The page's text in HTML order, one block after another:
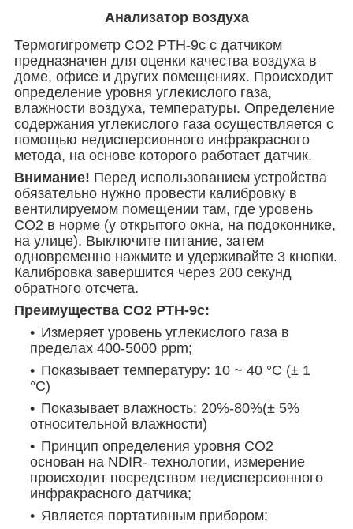
Анализатор воздуха
Термогигрометр CO2 PTH-9с с датчиком
предназначен для оценки качества воздуха в
доме, офисе и других помещениях. Происходит
определение уровня углекислого газа,
влажности воздуха, температуры. Определение
содержания углекислого газа осуществляется с
помощью недисперсионного инфракрасного
метода, на основе которого работает датчик.
Внимание! Перед использованием устройства
обязательно нужно провести калибровку в
вентилируемом помещении там, где уровень
СО2 в норме (у открытого окна, на подоконнике,
на улице). Выключите питание, затем
одновременно нажмите и удерживайте 3 кнопки.
Калибровка завершится через 200 секунд
обратного отсчета.
Преимущества CO2 PTH-9с:
Измеряет уровень углекислого газа в
пределах 400-5000 ppm;
Показывает температуру: 10 ~ 40 °C (± 1
°C)
Показывает влажность: 20%-80%(± 5%
относительной влажности)
Принцип определения уровня CO2
основан на NDIR- технологии, измерение
происходит посредством недисперсионного
инфракрасного датчика;
Является портативным прибором;